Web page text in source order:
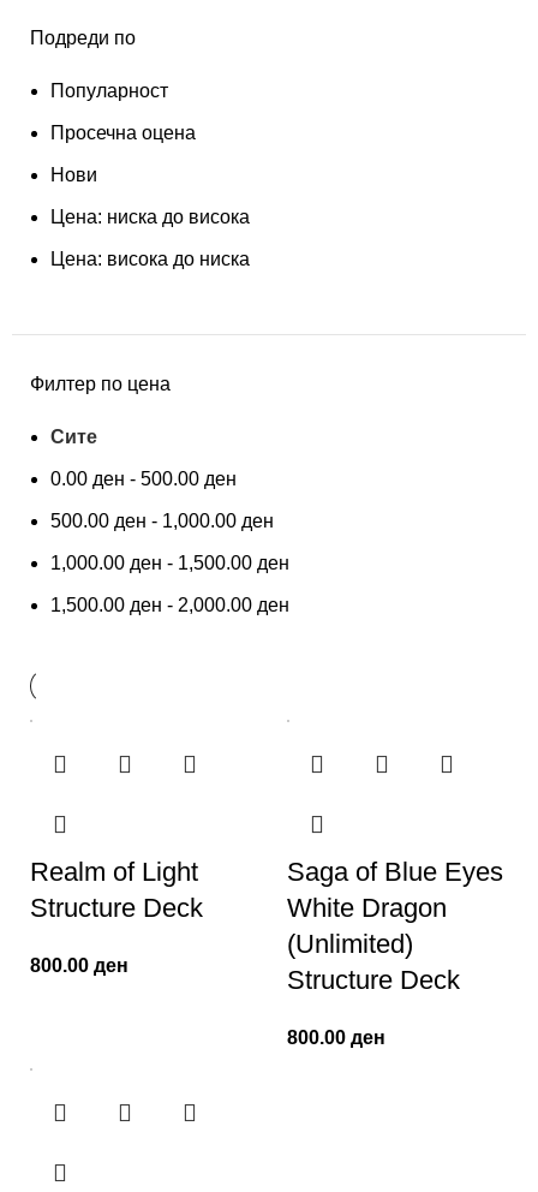
Подреди по
Популарност
Просечна оцена
Нови
Цена: ниска до висока
Цена: висока до ниска
Филтер по цена
Сите
0.00 ден - 500.00 ден
500.00 ден - 1,000.00 ден
1,000.00 ден - 1,500.00 ден
1,500.00 ден - 2,000.00 ден
Realm of Light
Structure Deck
800.00 ден
Saga of Blue Eyes
White Dragon
(Unlimited)
Structure Deck
800.00 ден